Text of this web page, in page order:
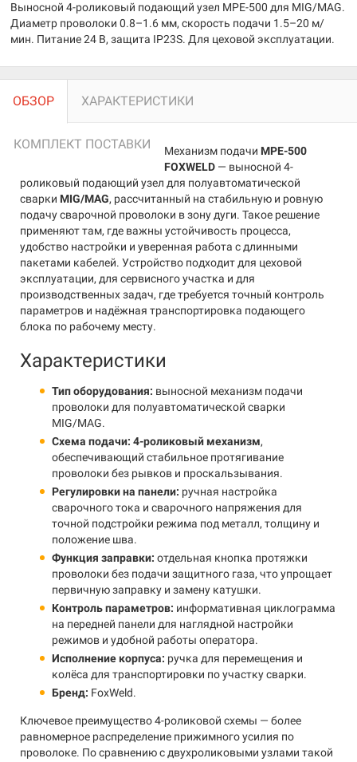
Выносной 4-роликовый подающий узел MPE-500 для MIG/MAG.
Диаметр проволоки 0.8–1.6 мм, скорость подачи 1.5–20 м/
мин. Питание 24 В, защита IP23S. Для цеховой эксплуатации.
ОБЗОР ХАРАКТЕРИСТИКИ
КОМПЛЕКТ ПОСТАВКИ Механизм подачи MPE-500
FOXWELD — выносной 4-
роликовый подающий узел для полуавтоматической
сварки MIG/MAG, рассчитанный на стабильную и ровную
подачу сварочной проволоки в зону дуги. Такое решение
применяют там, где важны устойчивость процесса,
удобство настройки и уверенная работа с длинными
пакетами кабелей. Устройство подходит для цеховой
эксплуатации, для сервисного участка и для
производственных задач, где требуется точный контроль
параметров и надёжная транспортировка подающего
блока по рабочему месту.
Характеристики
Тип оборудования: выносной механизм подачи
проволоки для полуавтоматической сварки
MIG/MAG.
Схема подачи: 4-роликовый механизм,
обеспечивающий стабильное протягивание
проволоки без рывков и проскальзывания.
Регулировки на панели: ручная настройка
сварочного тока и сварочного напряжения для
точной подстройки режима под металл, толщину и
положение шва.
Функция заправки: отдельная кнопка протяжки
проволоки без подачи защитного газа, что упрощает
первичную заправку и замену катушки.
Контроль параметров: информативная циклограмма
на передней панели для наглядной настройки
режимов и удобной работы оператора.
Исполнение корпуса: ручка для перемещения и
колёса для транспортировки по участку сварки.
Бренд: FoxWeld.
Ключевое преимущество 4-роликовой схемы — более
равномерное распределение прижимного усилия по
проволоке. По сравнению с двухроликовыми узлами такой